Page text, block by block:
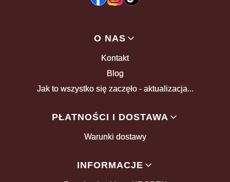
O NAS
Kontakt
Blog
Jak to wszystko się zaczęło - aktualizacja...
PŁATNOŚCI I DOSTAWA
Warunki dostawy
INFORMACJE